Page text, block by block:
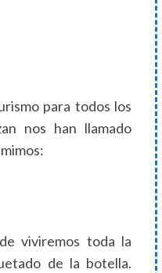
para todos los
nos han llamado
viviremos toda la
de la botella.